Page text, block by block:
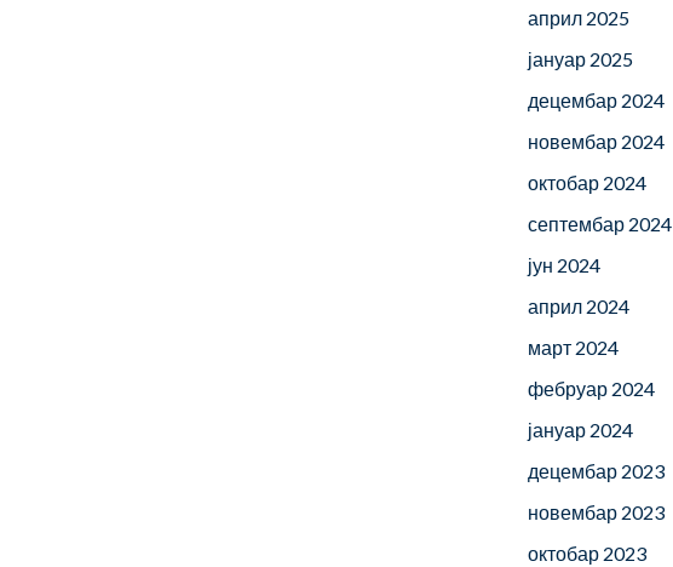
април 2025
јануар 2025
децембар 2024
новембар 2024
октобар 2024
септембар 2024
јун 2024
април 2024
март 2024
фебруар 2024
јануар 2024
децембар 2023
новембар 2023
октобар 2023